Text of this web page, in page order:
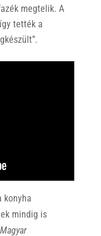
megtelik. A
tették a
konyha
mindig is
Magyar